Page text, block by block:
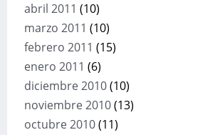
abril 2011 (10)
marzo 2011 (10)
febrero 2011 (15)
enero 2011 (6)
diciembre 2010(10)
noviembre 2010(13)
octubre 2010(11)